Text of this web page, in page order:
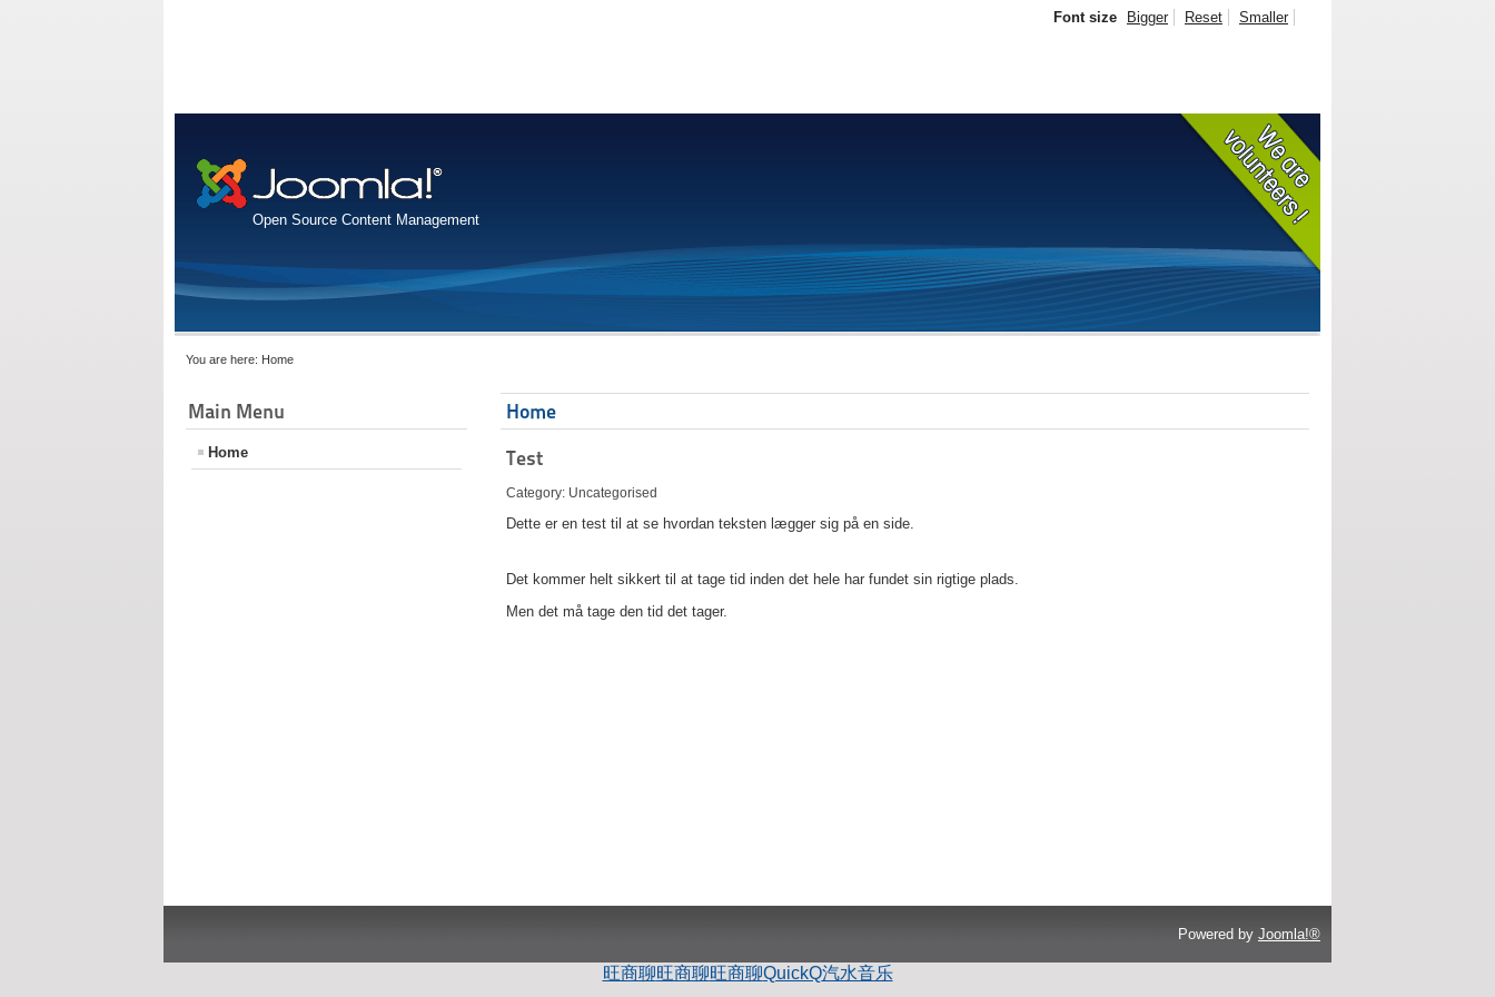
Open Source Content Management
Font size Bigger Reset Smaller
You are here: Home
Main Menu
Home
Home
Test
Category: Uncategorised
Dette er en test til at se hvordan teksten lægger sig på en side.
Det kommer helt sikkert til at tage tid inden det hele har fundet sin rigtige plads.
Men det må tage den tid det tager.
Powered by Joomla!®
旺商聊旺商聊旺商聊QuickQ汽水音乐